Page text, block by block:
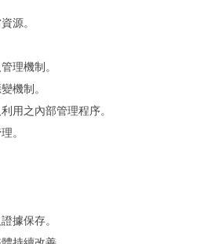
源。
理機制。
機制。
用之內部管理程序。
。
據保存。